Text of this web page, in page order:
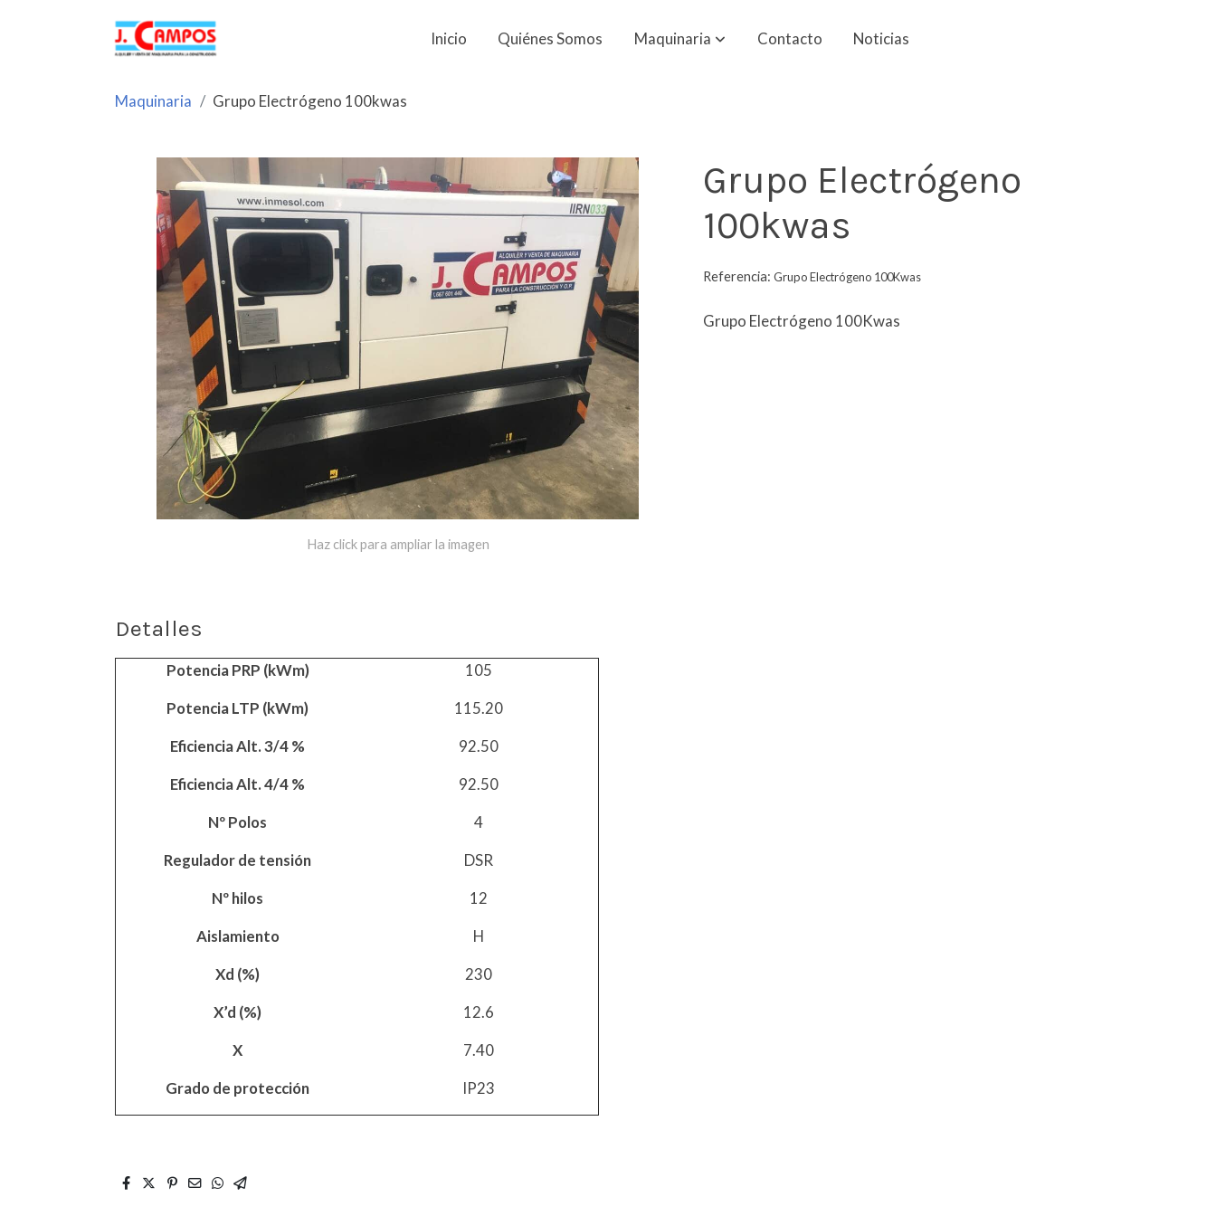
Inicio Quiénes Somos Maquinaria Contacto Noticias
Maquinaria Grupo Electrógeno 100kwas
Haz click para ampliar la imagen
Detalles
Potencia PRP (kWm)
105
Potencia LTP (kWm)
115.20
Eficiencia Alt. 3/4 %
92.50
Eficiencia Alt. 4/4 %
92.50
Nº Polos
4
Regulador de tensión
DSR
Nº hilos
12
Aislamiento
H
Xd (%)
230
X’d (%)
12.6
X
7.40
Grado de protección
IP23
Grupo Electrógeno
100kwas
Referencia:Grupo Electrógeno 100Kwas
Grupo Electrógeno 100Kwas